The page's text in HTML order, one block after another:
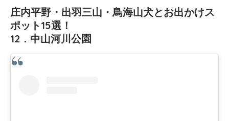
庄内平野・出羽三山・鳥海山犬とお出かけス
ポット15選！
12．中山河川公園